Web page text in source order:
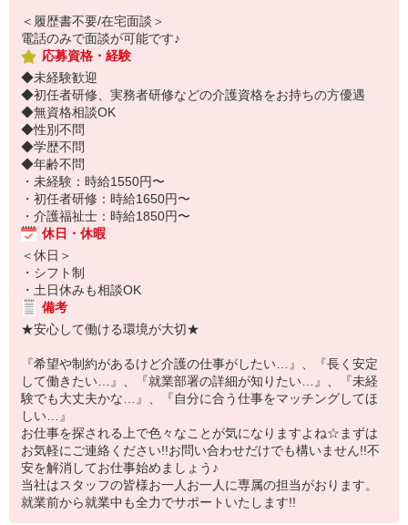
＜履歴書不要/在宅面談＞
電話のみで面談が可能です♪
応募資格・経験
◆未経験歓迎
◆初任者研修、実務者研修などの介護資格をお持ちの方優遇
◆無資格相談OK
◆性別不問
◆学歴不問
◆年齢不問
・未経験：時給1550円〜
・初任者研修：時給1650円〜
・介護福祉士：時給1850円〜
休日・休暇
＜休日＞
・シフト制
・土日休みも相談OK
備考
★安心して働ける環境が大切★
『希望や制約があるけど介護の仕事がしたい…』、『長く安定
して働きたい…』、『就業部署の詳細が知りたい…』、『未経
験でも大丈夫かな…』、『自分に合う仕事をマッチングしてほ
しい…』
お仕事を探される上で色々なことが気になりますよね☆まずは
お気軽にご連絡ください!!お問い合わせだけでも構いません!!不
安を解消してお仕事始めましょう♪
当社はスタッフの皆様お一人お一人に専属の担当がおります。
就業前から就業中も全力でサポートいたします!!